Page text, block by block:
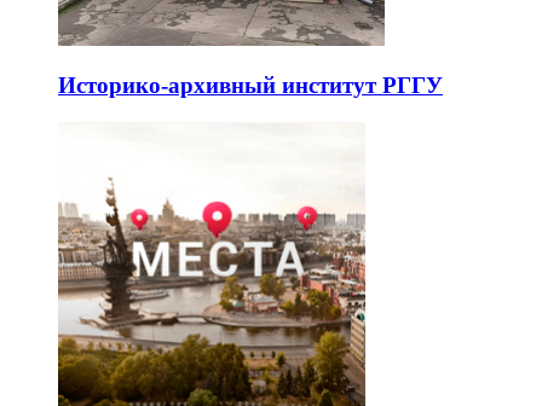
Историко-архивный институт РГГУ